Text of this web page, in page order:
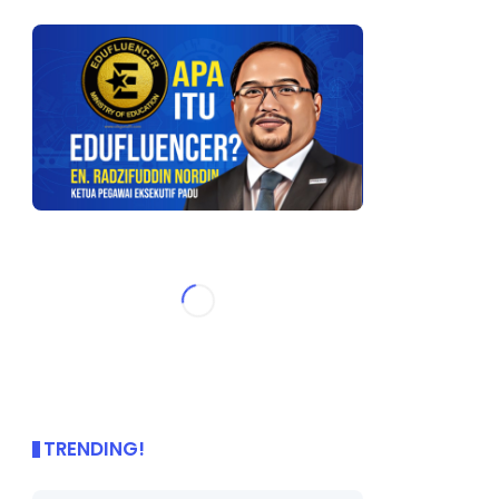
TRENDING!